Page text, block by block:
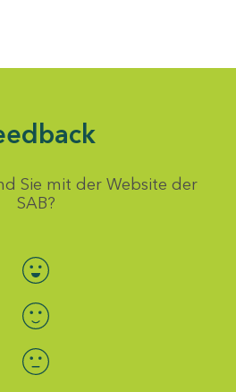
Sie mit der Website der
SAB?
Bewertung auswählen